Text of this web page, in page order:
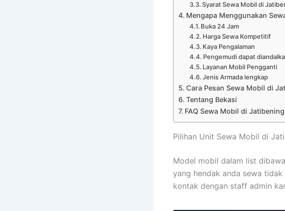
Syarat Sewa Mobil di
Mengapa Menggunakan
Buka 24 Jam
Harga Sewa Kompetitif
Kaya Pengalaman
Pengemudi dapat
Layanan Mobil Pengganti
Jenis Armada lengkap
Cara Pesan Sewa Mobil di
Tentang Bekasi
FAQ Sewa Mobil di Jatibening
Pilihan Unit Sewa Mobil di
Model mobil dalam list
yang hendak anda sewa
kontak dengan staff admin